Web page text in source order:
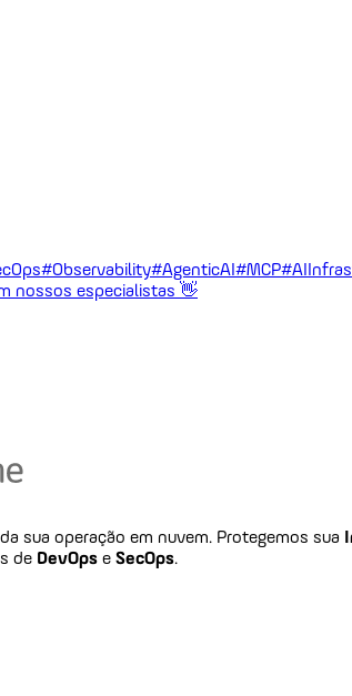
#Observability#AgenticAI#MCP
nossos especialistas 👋
sua operação em nuvem. Protegemos sua
de DevOps e SecOps.